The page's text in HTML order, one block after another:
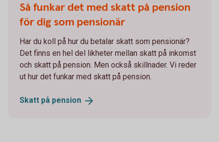
Så funkar det med skatt på pension
för dig som pensionär
Har du koll på hur du betalar skatt som pensionär?
Det finns en hel del likheter mellan skatt på inkomst
och skatt på pension. Men också skillnader. Vi reder
ut hur det funkar med skatt på pension.
Skatt på pension